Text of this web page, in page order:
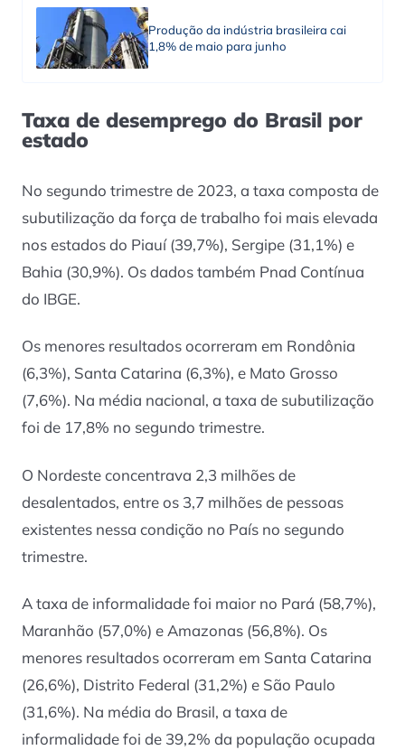
Produção da indústria brasileira cai
1,8% de maio para junho
Taxa de desemprego do Brasil por
estado
No segundo trimestre de 2023, a taxa composta de
subutilização da força de trabalho foi mais elevada
nos estados do Piauí (39,7%), Sergipe (31,1%) e
Bahia (30,9%). Os dados também Pnad Contínua
do IBGE.
Os menores resultados ocorreram em Rondônia
(6,3%), Santa Catarina (6,3%), e Mato Grosso
(7,6%). Na média nacional, a taxa de subutilização
foi de 17,8% no segundo trimestre.
O Nordeste concentrava 2,3 milhões de
desalentados, entre os 3,7 milhões de pessoas
existentes nessa condição no País no segundo
trimestre.
A taxa de informalidade foi maior no Pará (58,7%),
Maranhão (57,0%) e Amazonas (56,8%). Os
menores resultados ocorreram em Santa Catarina
(26,6%), Distrito Federal (31,2%) e São Paulo
(31,6%). Na média do Brasil, a taxa de
informalidade foi de 39,2% da população ocupada